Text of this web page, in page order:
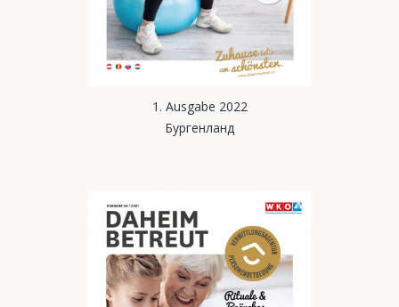
1. Ausgabe 2022
Бургенланд